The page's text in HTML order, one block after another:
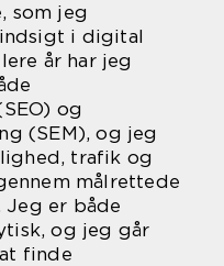
som jeg
i digital
år har jeg
og
(SEM), og jeg
trafik og
målrettede
Jeg er både
og jeg går
finde